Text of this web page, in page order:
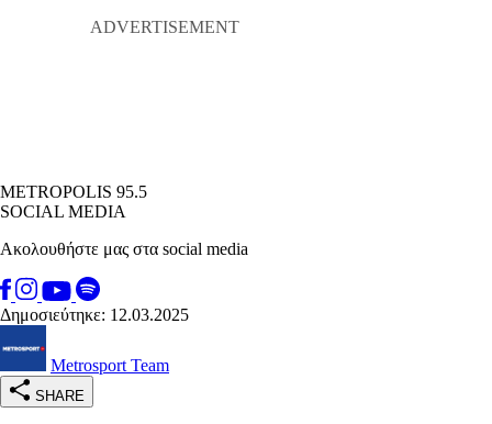
METROPOLIS 95.5
SOCIAL MEDIA
Ακολουθήστε μας στα social media
Δημοσιεύτηκε: 12.03.2025
Metrosport Team
SHARE